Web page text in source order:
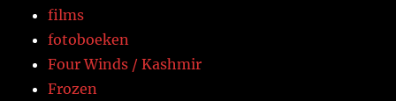
films
fotoboeken
Four Winds / Kashmir
Frozen